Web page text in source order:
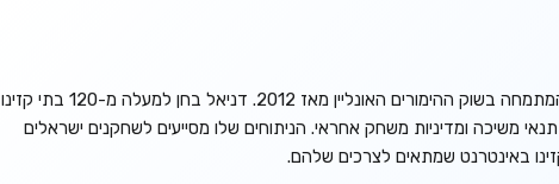
דניאל גורדון הוא אנליסט עצמאי המתמחה בשוק ההימורים האונליין מאז 2012. דניאל בחן למעלה מ-120 בתי קזינו
משיכה ומדיניות משחק אחראי. הניתוחים שלו מסייעים לשחקנים ישראלים
באינטרנט שמתאים לצרכים שלהם.